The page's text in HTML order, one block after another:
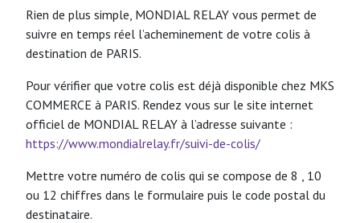
Rien de plus simple, MONDIAL RELAY vous permet de
suivre en temps réel l’acheminement de votre colis à
destination de PARIS.
Pour vérifier que votre colis est déjà disponible chez MKS
COMMERCE à PARIS. Rendez vous sur le site internet
officiel de MONDIAL RELAY à l’adresse suivante :
https://www.mondialrelay.fr/suivi-de-colis/
Mettre votre numéro de colis qui se compose de 8 , 10
ou 12 chiffres dans le formulaire puis le code postal du
destinataire.